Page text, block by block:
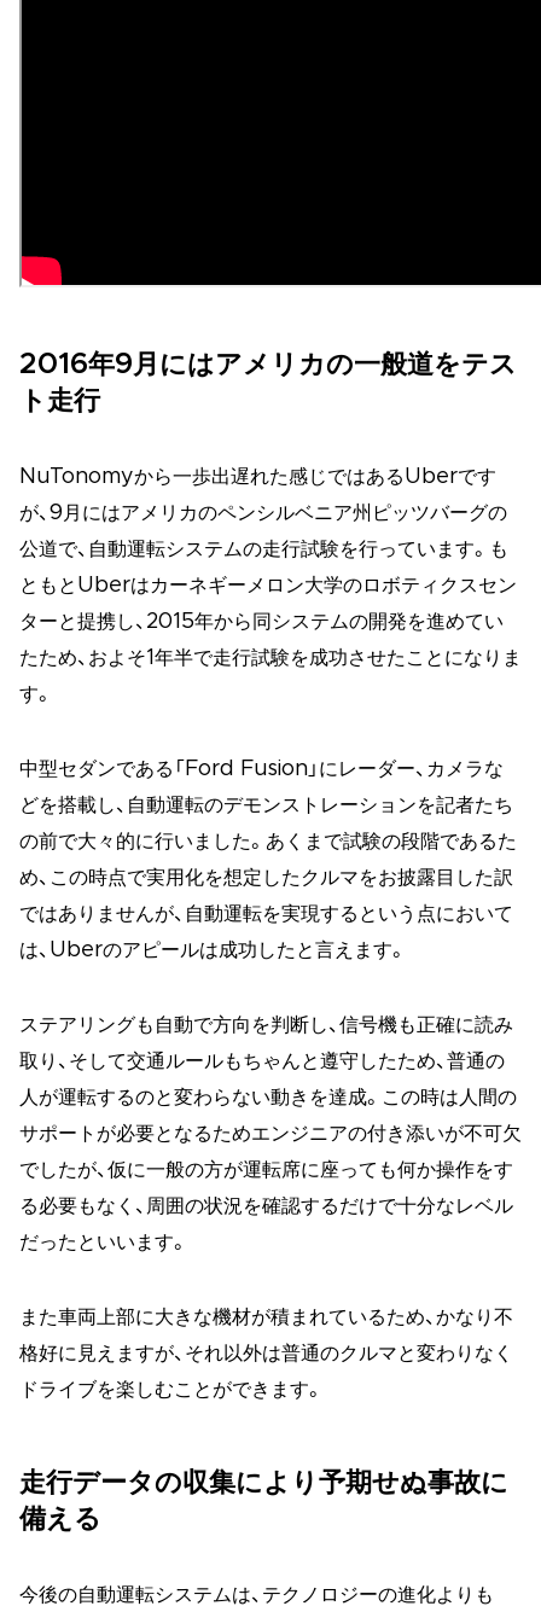
2016年9月にはアメリカの一般道をテス
ト走行
NuTonomyから一歩出遅れた感じではあるUberです
が、9月にはアメリカのペンシルベニア州ピッツバーグの
公道で、自動運転システムの走行試験を行っています。も
ともとUberはカーネギーメロン大学のロボティクスセン
ターと提携し、2015年から同システムの開発を進めてい
たため、およそ1年半で走行試験を成功させたことになりま
す。
中型セダンである「Ford Fusion」にレーダー、カメラな
どを搭載し、自動運転のデモンストレーションを記者たち
の前で大々的に行いました。あくまで試験の段階であるた
め、この時点で実用化を想定したクルマをお披露目した訳
ではありませんが、自動運転を実現するという点において
は、Uberのアピールは成功したと言えます。
ステアリングも自動で方向を判断し、信号機も正確に読み
取り、そして交通ルールもちゃんと遵守したため、普通の
人が運転するのと変わらない動きを達成。この時は人間の
サポートが必要となるためエンジニアの付き添いが不可欠
でしたが、仮に一般の方が運転席に座っても何か操作をす
る必要もなく、周囲の状況を確認するだけで十分なレベル
だったといいます。
また車両上部に大きな機材が積まれているため、かなり不
格好に見えますが、それ以外は普通のクルマと変わりなく
ドライブを楽しむことができます。
走行データの収集により予期せぬ事故に
備える
今後の自動運転システムは、テクノロジーの進化よりも